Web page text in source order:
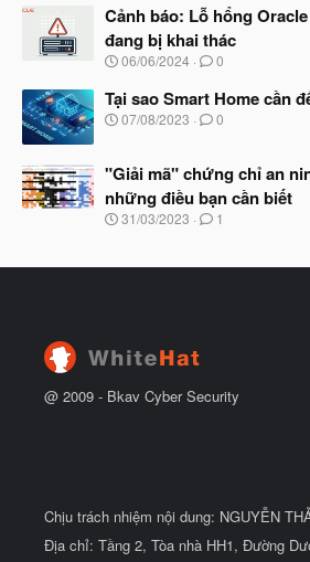
đ
ầ
u
à
y
b
ắ
đ
ầ
Cảnh báo: Lỗ hổng
đang bị khai thác
N
à
y
b
t
đ
ầ
u
06/06/2024 0
Tại sao Smart Home cần
N
y
b
ắ
t
07/08/2023 0
"Giải mã" chứng chỉ an
những điều bạn cần biết
N
y
ầ
31/03/2023 1
@ 2009 - Bkav Cyber Security
Chịu trách nhiệm nội dung: NGUYỄN
Địa chỉ: Tầng 2, Tòa nhà HH1, Đường